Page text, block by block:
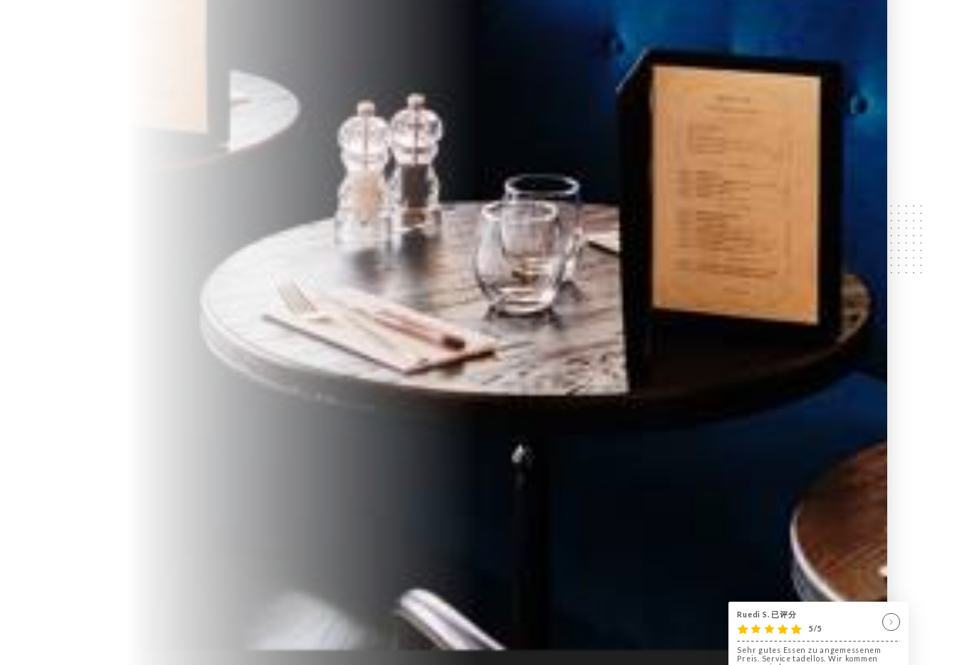
Ruedi S. 已评分
5/5
Sehr gutes Essen zu angemessenem
Preis. Service tadellos. Wir kommen